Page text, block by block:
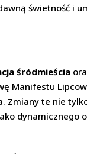
świetność i
śródmieścia
Manifestu
Zmiany te nie
dynamicznego